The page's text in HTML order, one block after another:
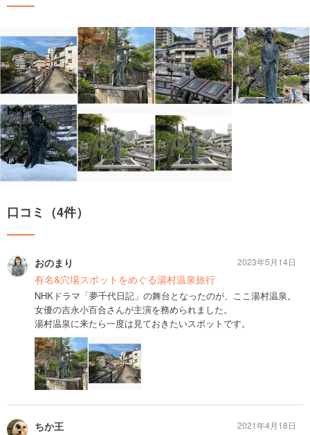
口コミ（4件）
おのまり
有名&穴場スポットをめぐる湯村温泉旅行
NHKドラマ「夢千代日記」の舞台となったのが、ここ湯村温泉。
女優の吉永小百合さんが主演を務められました。
湯村温泉に来たら一度は見ておきたいスポットです。
2023年5月14日
ちか王
2021年4月18日